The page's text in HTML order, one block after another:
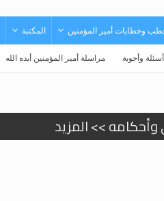
وخطابات أمير المؤمنين المكتبة
أسئلة وأجوبة مراسلة أمير المؤمنين أيده الله
>> المزيد